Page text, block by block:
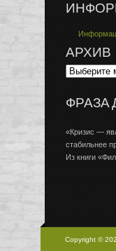
АРХИВ
ФРАЗА
«Кризис —
стабильнее
Из книги
Copyright ©